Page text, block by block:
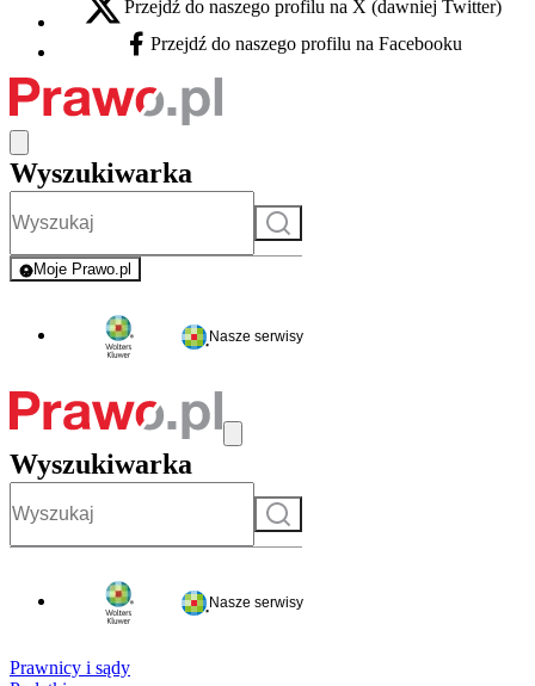
X - otwiera się w nowej karcie
Przejdź do naszego profilu na X (dawniej Twitter)
Facebook - otwiera się w nowej karcie
Przejdź do naszego profilu na Facebooku
Wyszukiwarka
Szukaj
Moje Prawo.pl
- rejestracja i logowanie do serwisu
Nasze serwisy
Wyszukiwarka
Szukaj
Nasze serwisy
Prawnicy i sądy